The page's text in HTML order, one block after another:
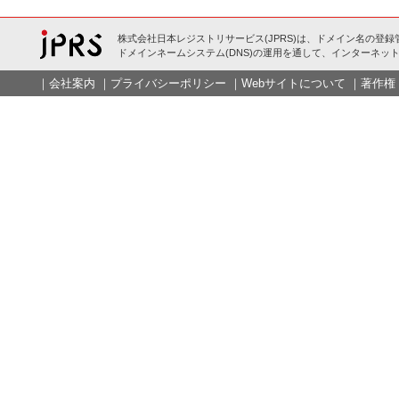
株式会社日本レジストリサービス(JPRS)は、ドメイン名の登録
ドメインネームシステム(DNS)の運用を通して、インターネッ
｜ 会社案内 ｜ プライバシーポリシー ｜ Webサイトについて ｜ 著作権